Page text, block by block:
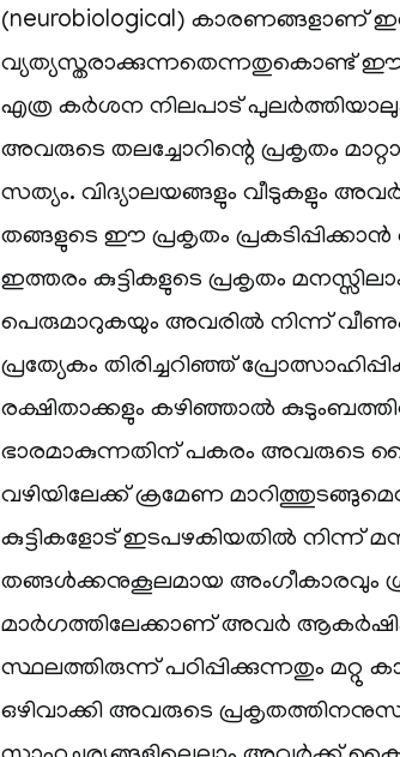
(neurobiological) കാരണങ്ങളാണ്
വ്യത്യസ്തരാക്കുന്നതെന്നതുകൊണ്ട് ഈ
എത്ര കർശന നിലപാട് പുലർത്തിയാലും
അവരുടെ തലച്ചോറിന്റെ പ്രകൃതം
സത്യം. വിദ്യാലയങ്ങളും വീടുകളും
തങ്ങളുടെ ഈ പ്രകൃതം
ഇത്തരം കുട്ടികളുടെ പ്രകൃതം
പെരുമാറുകയും അവരിൽ നിന്ന്
പ്രത്യേകം തിരിച്ചറിഞ്ഞ്
രക്ഷിതാക്കളും കഴിഞ്ഞാൽ
ഭാരമാകുന്നതിന് പകരം അവരുടെ
വഴിയിലേക്ക് ക്രമേണ
കുട്ടികളോട് ഇടപഴകിയതിൽ നിന്ന്
തങ്ങൾക്കനുകൂലമായ അംഗീകാരവും
മാർഗത്തിലേക്കാണ് അവർ
സ്ഥലത്തിരുന്ന് പഠിപ്പിക്കുന്നതും മറ്റു
ഒഴിവാക്കി അവരുടെ